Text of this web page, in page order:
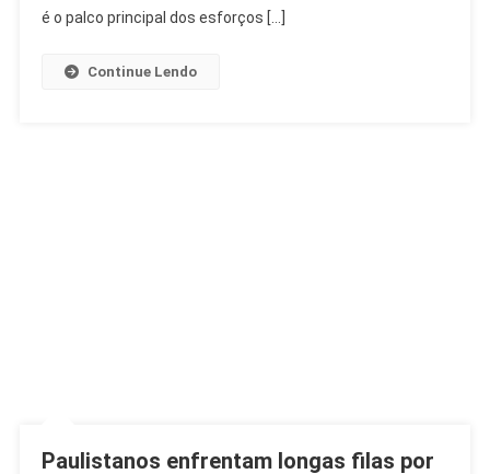
Restaurados
é o palco principal dos esforços […]
Continue Lendo
Paulistanos enfrentam longas filas por